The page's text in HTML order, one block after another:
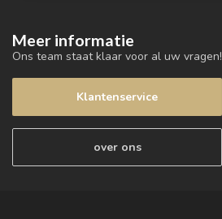
Meer informatie
Ons team staat klaar voor al uw vragen!
Klantenservice
over ons